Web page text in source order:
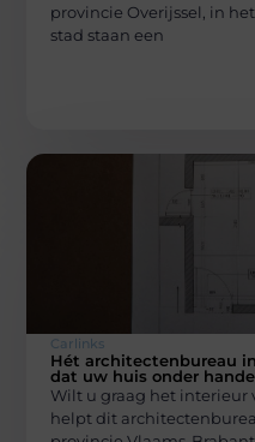
provincie Overijssel, in
stad staan een
Carlinks
Hét architectenbureau
dat uw huis onder
Wilt u graag het interieur
helpt dit